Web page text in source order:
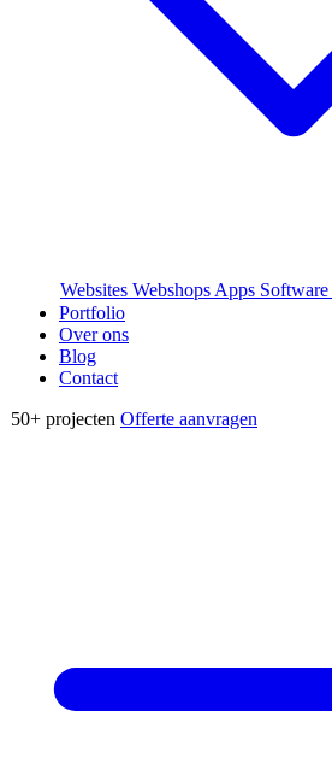
Websites Webshops Apps
Portfolio
Over ons
Blog
Contact
50+ projecten Offerte aanvragen